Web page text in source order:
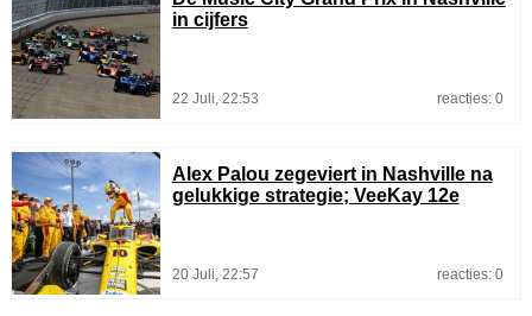
in cijfers
22 Juli, 22:53 reacties: 0
Alex Palou zegeviert in Nashville na
gelukkige strategie; VeeKay 12e
20 Juli, 22:57 reacties: 0